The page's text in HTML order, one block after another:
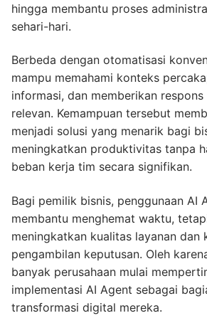
hingga membantu proses
sehari-hari.
Berbeda dengan otomatisasi
mampu memahami konteks
informasi, dan memberikan
relevan. Kemampuan tersebut
menjadi solusi yang menarik bagi
meningkatkan produktivitas tanpa
beban kerja tim secara signifikan.
Bagi pemilik bisnis, penggunaan AI
membantu menghemat waktu,
meningkatkan kualitas layanan dan
pengambilan keputusan. Oleh
banyak perusahaan mulai
implementasi AI Agent sebagai
transformasi digital mereka.